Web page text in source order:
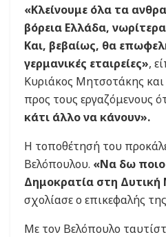
«Κλείνουμε όλα τα
βόρεια Ελλάδα,
Και, βεβαίως, θα
γερμανικές εταιρείες»,
Κυριάκος Μητσοτάκης
προς τους εργαζόμενους
κάτι άλλο να κάνουν».
Η τοποθέτησή του
Βελόπουλου. «Να δω
Δημοκρατία στη Δυτική
σχολίασε ο επικεφαλής
Με τον Βελόπουλο